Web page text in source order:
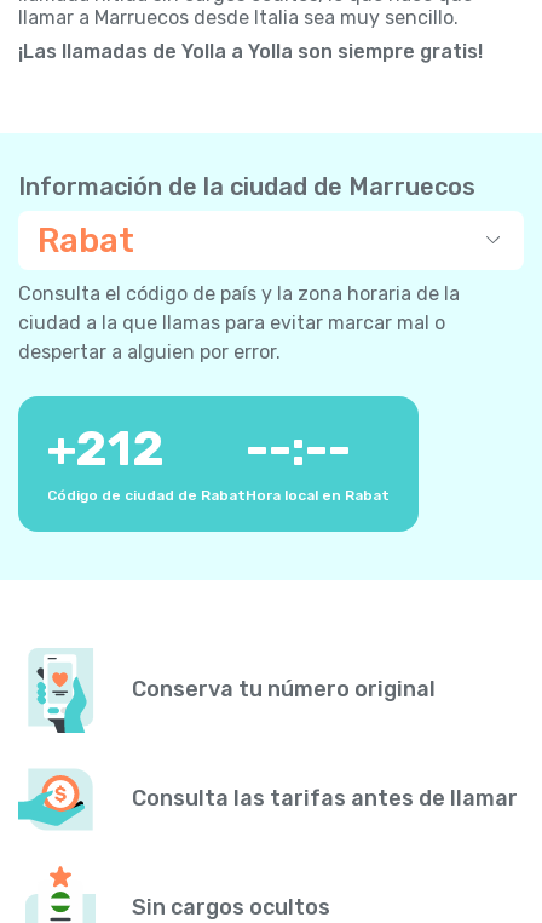
llamar a Marruecos desde Italia sea muy sencillo.
¡Las llamadas de Yolla a Yolla son siempre gratis!
Información de la ciudad de Marruecos
Rabat
Consulta el código de país y la zona horaria de la
ciudad a la que llamas para evitar marcar mal o
despertar a alguien por error.
+212
Código de ciudad de Rabat
--:--
Hora local en Rabat
Conserva tu número original
Consulta las tarifas antes de llamar
Sin cargos ocultos